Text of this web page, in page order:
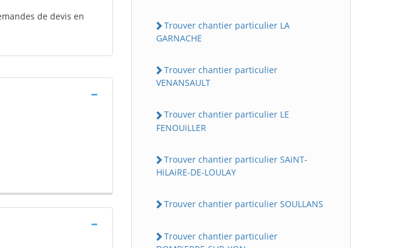
de devis en
Trouver chantier particulier LA
GARNACHE
Trouver chantier particulier
VENANSAULT
Trouver chantier particulier LE
FENOUiLLER
Trouver chantier particulier SAiNT-
HiLAiRE-DE-LOULAY
Trouver chantier particulier SOULLANS
Trouver chantier particulier